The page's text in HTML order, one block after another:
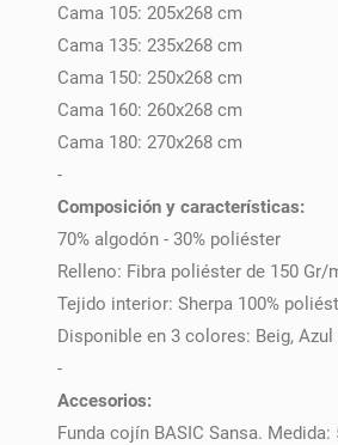
Cama 105: 205x268 cm
Cama 135: 235x268 cm
Cama 150: 250x268 cm
Cama 160: 260x268 cm
Cama 180: 270x268 cm
-
Composición y características:
70% algodón - 30% poliéster
Relleno: Fibra poliéster de 150 Gr/
Tejido interior: Sherpa 100%
Disponible en 3 colores: Beig, Azul
-
Accesorios:
Funda cojín BASIC Sansa. Medida: